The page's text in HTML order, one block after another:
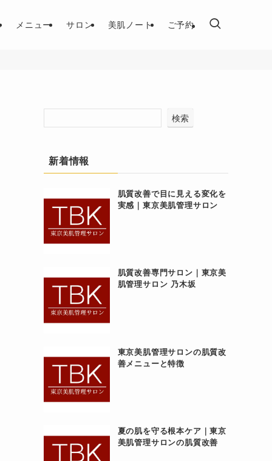
メニュー サロン 美肌ノート ご予約
検索
新着情報
肌質改善で目に見える変化を
実感｜東京美肌管理サロン
肌質改善専門サロン｜東京美
肌管理サロン 乃木坂
東京美肌管理サロンの肌質改
善メニューと特徴
夏の肌を守る根本ケア｜東京
美肌管理サロンの肌質改善